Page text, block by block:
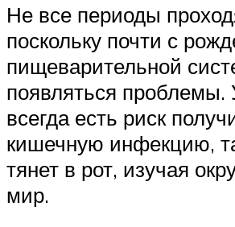
Не все периоды
поскольку почти с
пищеварительной
появляться
всегда есть риск
кишечную инфекцию,
тянет в рот, изучая
мир.